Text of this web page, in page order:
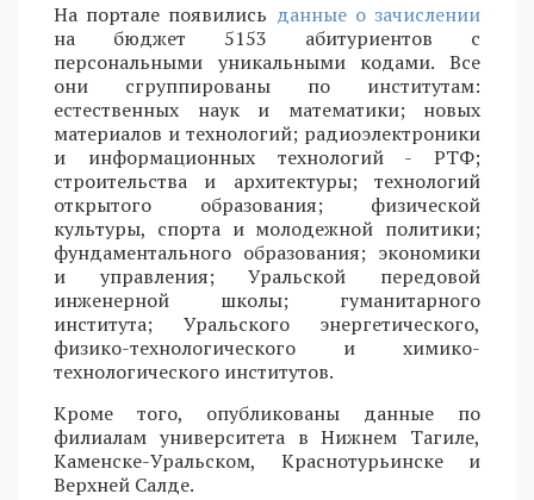
На портале появились данные о зачислении
на бюджет 5153 абитуриентов с
персональными уникальными кодами. Все
они сгруппированы по институтам:
естественных наук и математики; новых
материалов и технологий; радиоэлектроники
и информационных технологий - РТФ;
строительства и архитектуры; технологий
открытого образования; физической
культуры, спорта и молодежной политики;
фундаментального образования; экономики
и управления; Уральской передовой
инженерной школы; гуманитарного
института; Уральского энергетического,
физико-технологического и химико-
технологического институтов.
Кроме того, опубликованы данные по
филиалам университета в Нижнем Тагиле,
Каменске-Уральском, Краснотурьинске и
Верхней Салде.